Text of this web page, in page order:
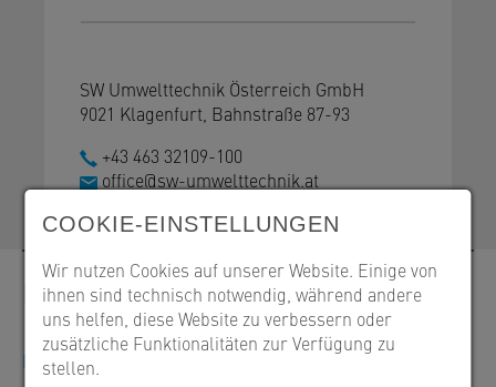
SW Umwelttechnik Österreich GmbH
9021 Klagenfurt, Bahnstraße 87-93
+43 463 32109-100
office@sw-umwelttechnik.at
Kontakt
Bestellungen, Angebote und Produktinformationen
COOKIE-EINSTELLUNGEN
Wir nutzen Cookies auf unserer Website. Einige von
ihnen sind technisch notwendig, während andere
uns helfen, diese Website zu verbessern oder
zusätzliche Funktionalitäten zur Verfügung zu
stellen.